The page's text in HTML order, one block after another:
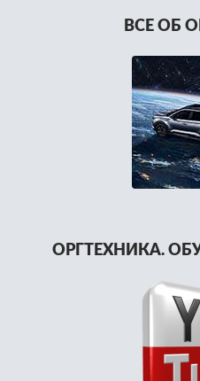
ВСЕ ОБ
ОРГТЕХНИКА.